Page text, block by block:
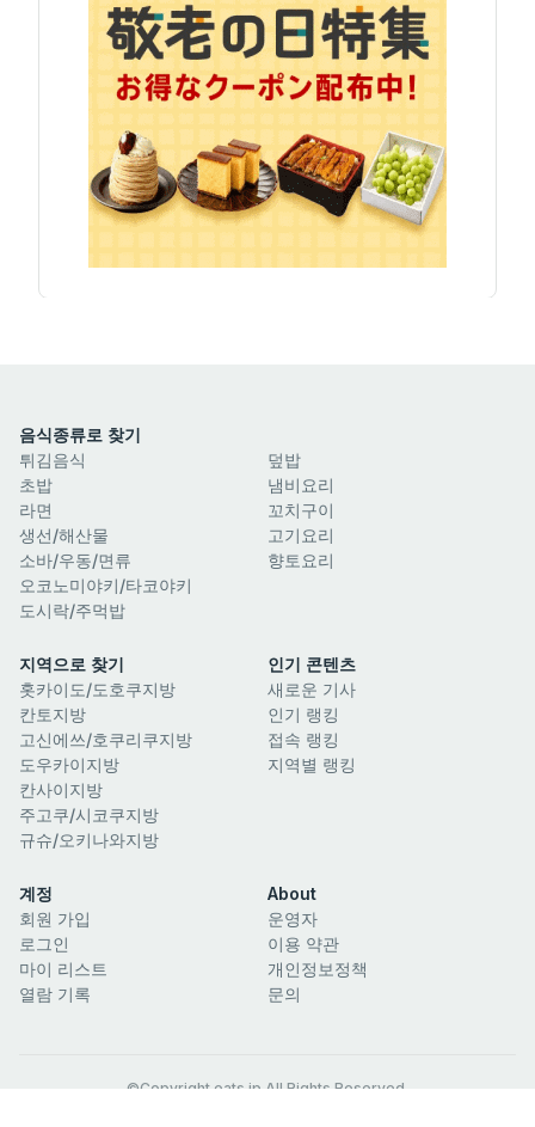
음식종류로 찾기
튀김음식
초밥
라면
생선/해산물
소바/우동/면류
오코노미야키/타코야키
도시락/주먹밥
덮밥
냄비요리
꼬치구이
고기요리
향토요리
지역으로 찾기
홋카이도/도호쿠지방
칸토지방
고신에쓰/호쿠리쿠지방
도우카이지방
칸사이지방
주고쿠/시코쿠지방
규슈/오키나와지방
인기 콘텐츠
새로운 기사
인기 랭킹
접속 랭킹
지역별 랭킹
계정
회원 가입
로그인
마이 리스트
열람 기록
About
운영자
이용 약관
개인정보정책
문의
©Copyright eats.jp All Rights Reserved.